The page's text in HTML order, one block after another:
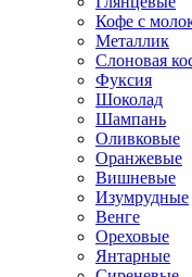
Кофе с
Металлик
Слоновая
Фуксия
Шоколад
Шампань
Оливковые
Оранжевые
Вишневые
Изумрудные
Венге
Ореховые
Янтарные